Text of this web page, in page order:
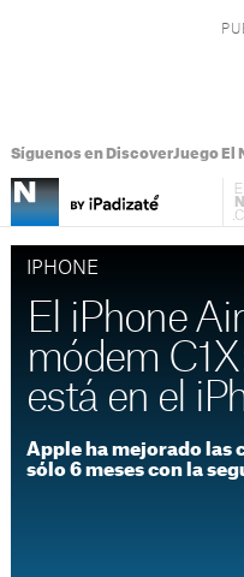
Síguenos en DiscoverJuego El
IPHONE
El iPhone
módem
está en el
Apple ha mejorado las
sólo 6 meses con la